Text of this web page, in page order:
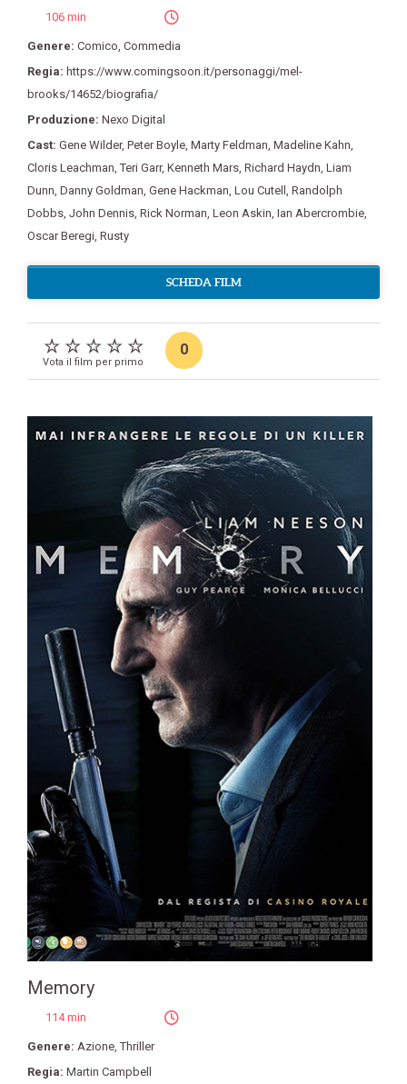
106 min
Genere: Comico, Commedia
Regia: https://www.comingsoon.it/personaggi/mel-
brooks/14652/biografia/
Produzione: Nexo Digital
Cast: Gene Wilder, Peter Boyle, Marty Feldman, Madeline Kahn,
Cloris Leachman,Teri Garr, Kenneth Mars, Richard Haydn, Liam
Dunn, Danny Goldman, Gene Hackman, Lou Cutell , Randolph
Dobbs, John Dennis, Rick Norman, Leon Askin, Ian Abercrombie,
Oscar Beregi, Rusty
SCHEDA FILM
Vota il film per primo
0
Memory
114 min
Genere: Azione ,Thriller
Regia: Martin Campbell